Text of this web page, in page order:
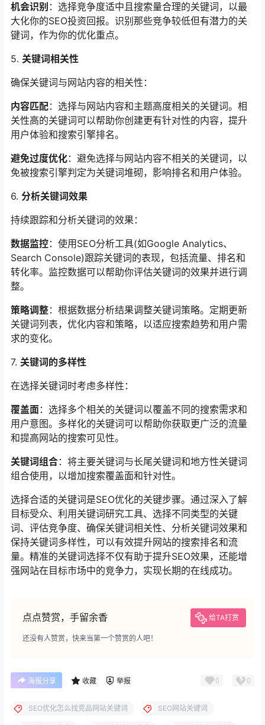
机会识别 ：选择竞争度适中且搜索量合理的关键词，以最
大化你的SEO投资回报。识别那些竞争较低但有潜力的关
键词，作为你的优化重点。
5. 关键词相关性
确保关键词与网站内容的相关性：
内容匹配：选择与网站内容和主题高度相关的关键词。相
关性高的关键词可以帮助你创建更有针对性的内容，提升
用户体验和搜索引擎排名。
避免过度优化：避免选择与网站内容不相关的关键词，以
免被搜索引擎判定为关键词堆砌，影响排名和用户体验。
6. 分析关键词效果
持续跟踪和分析关键词的效果：
数据监控：使用SEO分析工具(如Google Analytics、
Search Console)跟踪关键词的表现，包括流量、排名和
转化率。监控数据可以帮助你评估关键词的效果并进行调
整。
策略调整：根据数据分析结果调整关键词策略。定期更新
关键词列表，优化内容和策略，以适应搜索趋势和用户需
求的变化。
7. 关键词的多样性
在选择关键词时考虑多样性：
覆盖面：选择多个相关的关键词以覆盖不同的搜索需求和
用户意图。多样化的关键词可以帮助你获取更广泛的流量
和提高网站的搜索可见性。
关键词组合：将主要关键词与长尾关键词和地方性关键词
组合使用，以增加搜索覆盖面和针对性。
选择合适的关键词是SEO优化的关键步骤。通过深入了解
目标受众、利用关键词研究工具、选择不同类型的关键
词、评估竞争度、确保关键词相关性、分析关键词效果和
保持关键词多样性，可以有效提升网站的搜索排名和流
量。精准的关键词选择不仅有助于提升SEO效果，还能增
强网站在目标市场中的竞争力，实现长期的在线成功。
点点赞赏，手留余香 给TA打赏
还没有人赞赏，快来当第一个赞赏的人吧！
海报分享 收藏 举报 0 0
SEO优化怎么找竞品网站关键词 SEO网站关键词